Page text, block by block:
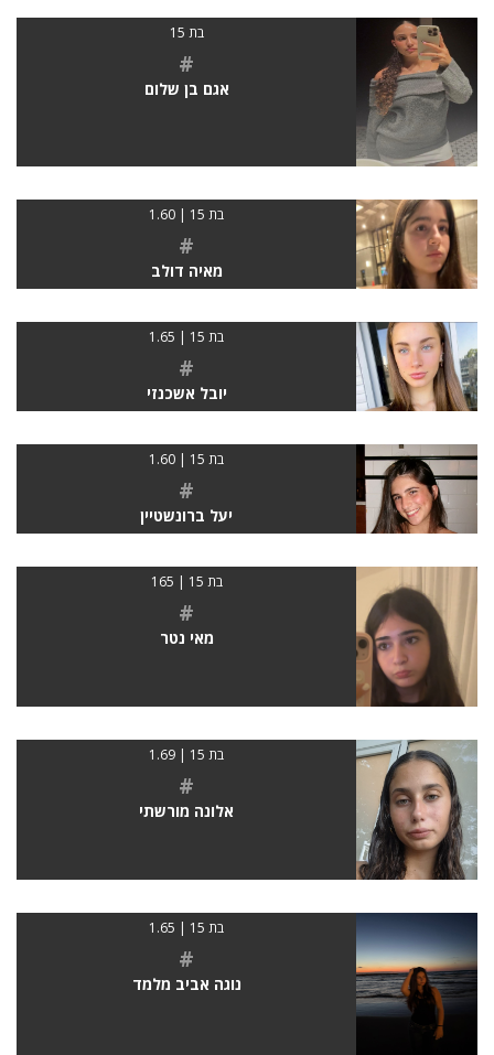
בת 15
#
אגם בן שלום
בת 15 | 1.60
#
מאיה דולב
בת 15 | 1.65
#
יובל אשכנזי
בת 15 | 1.60
#
יעל ברונשטיין
בת 15 | 165
#
מאי נטר
בת 15 | 1.69
#
אלונה מורשתי
בת 15 | 1.65
#
נוגה אביב מלמד